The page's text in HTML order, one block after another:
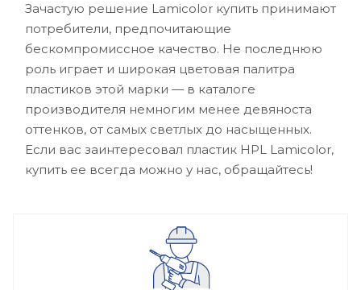
Зачастую решение Lamicolor купить принимают
потребители, предпочитающие
бескомпромиссное качество. Не последнюю
роль играет и широкая цветовая палитра
пластиков этой марки — в каталоге
производителя немногим менее девяноста
оттенков, от самых светлых до насыщенных.
Если вас заинтересовал пластик HPL Lamicolor,
купить ее всегда можно у нас, обращайтесь!